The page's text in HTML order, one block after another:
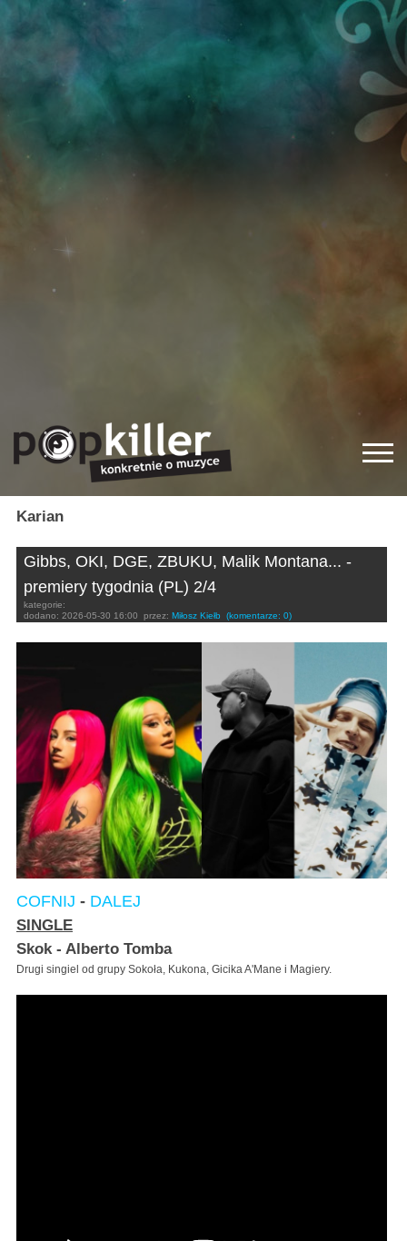
Karian
Gibbs, OKI, DGE, ZBUKU, Malik Montana... -
premiery tygodnia (PL) 2/4
kategorie:
dodano: 2026-05-30 16:00 przez: Miłosz Kiełb (komentarze: 0)
COFNIJ - DALEJ
SINGLE
Skok - Alberto Tomba
Drugi singiel od grupy Sokoła, Kukona, Gicika A'Mane i Magiery.